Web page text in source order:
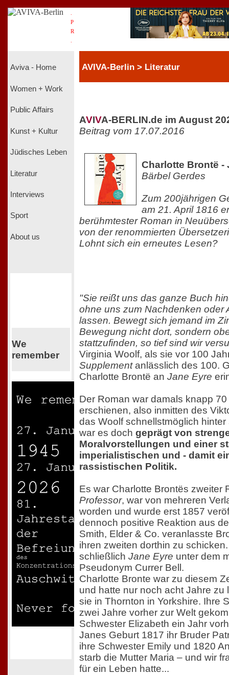
P
R
Aviva - Home
Women + Work
Public Affairs
Kunst + Kultur
Jüdisches Leben
Literatur
Interviews
Sport
About us
We
remember
AVIVA-Berlin > Literatur
AVIVA-BERLIN.de im August
Beitrag vom 17.07.2016
Charlotte Brontë -
Bärbel Gerdes
Zum 200jährigen
am 21. April 1816
berühmtester Roman in
von der renommierten
Lohnt sich ein erneutes Lesen?
"Sie reißt uns das ganze Buch
ohne uns zum Nachdenken oder
lassen. Bewegt sich jemand im
Bewegung nicht dort, sondern
stattzufinden, so tief sind wir
Virginia Woolf, als sie vor 100
Supplementanlässlich des 100.
Charlotte Brontë an Jane Eyre
Der Roman war damals knapp
erschienen, also inmitten des
das Woolf schnellstmöglich
war es doch geprägt von
Moralvorstellungen und einer
imperialistischen und - damit
rassistischen Politik.
Es war Charlotte Brontës zweiter
Professor, war von mehreren
worden und wurde erst 1857
dennoch positive Reaktion aus
Smith, Elder & Co. veranlasste
ihren zweiten dorthin zu
schließlich Jane Eyre unter dem
Pseudonym Currer Bell.
Charlotte Bronte war zu diesem
und hatte nur noch acht Jahre zu
sie in Thornton in Yorkshire. Ihre
zwei Jahre vorher zur Welt
Schwester Elizabeth ein Jahr
Janes Geburt 1817 ihr Bruder
ihre Schwester Emily und 1820
starb die Mutter Maria – und wir
für ein Leben hatte...